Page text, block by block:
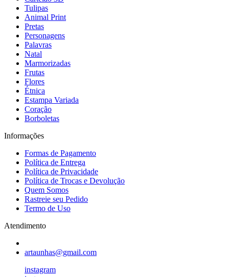
Tulipas
Animal Print
Pretas
Personagens
Palavras
Natal
Marmorizadas
Frutas
Flores
Étnica
Estampa Variada
Coração
Borboletas
Informações
Formas de Pagamento
Política de Entrega
Política de Privacidade
Política de Trocas e Devolução
Quem Somos
Rastreie seu Pedido
Termo de Uso
Atendimento
artaunhas@gmail.com
instagram